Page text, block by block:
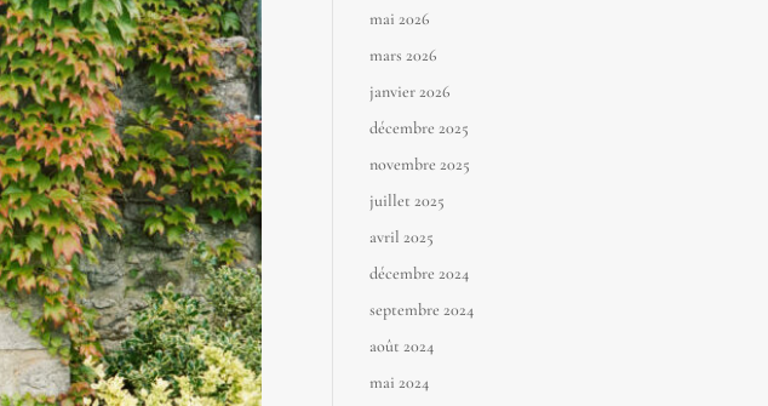
mai 2026
mars 2026
janvier 2026
décembre 2025
novembre 2025
juillet 2025
avril 2025
décembre 2024
septembre 2024
août 2024
mai 2024